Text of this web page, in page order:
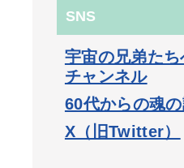
SNS
宇宙の兄弟た
チャンネル
60代からの魂の
X（旧Twitter）